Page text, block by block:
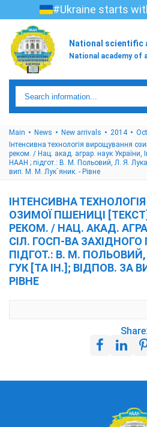
#Ukraine starts
National scientific
National academy of
Main News New arrivals 2014
Інтенсивна технологія вирощування
реком. / Нац. акад. аграр. наук України,
НААН ; підгот.: В. М. Польовий, Л. Я.
вип. М. М. Лук`яник. - Рівне
ІНТЕНСИВНА
ОЗИМОЇ ПШЕНИЦІ
РЕКОМ. / НАЦ. АКАД.
СІЛ. ГОСП-ВА
ПІДГОТ.: В. М.
ГУК [ТА ІН.]; ВІДПОВ. ЗА
РІВНЕ
Share: